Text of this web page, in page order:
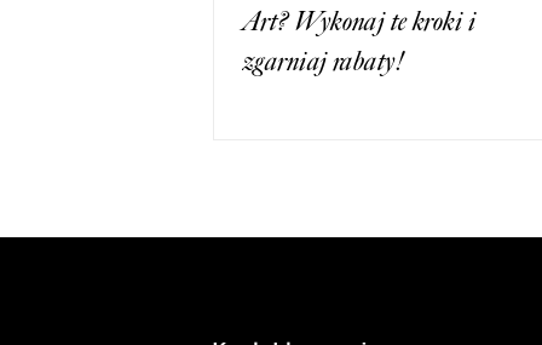
Art? Wykonaj te kroki i
zgarniaj rabaty!